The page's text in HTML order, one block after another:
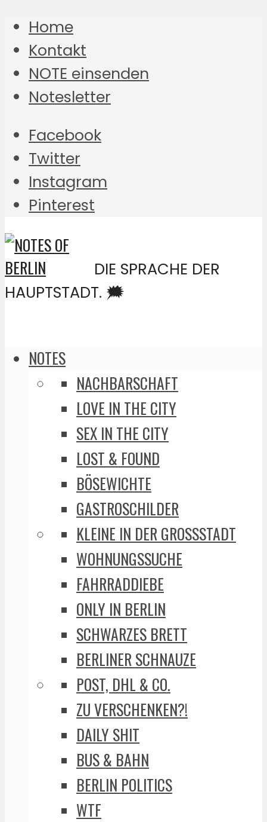
Home
Kontakt
NOTE einsenden
Notesletter
Facebook
Twitter
Instagram
Pinterest
DIE SPRACHE DER
HAUPTSTADT. 🗯️
NOTES
NACHBARSCHAFT
LOVE IN THE CITY
SEX IN THE CITY
LOST & FOUND
BÖSEWICHTE
GASTROSCHILDER
KLEINE IN DER GROSSSTADT
WOHNUNGSSUCHE
FAHRRADDIEBE
ONLY IN BERLIN
SCHWARZES BRETT
BERLINER SCHNAUZE
POST, DHL & CO.
ZU VERSCHENKEN?!
DAILY SHIT
BUS & BAHN
BERLIN POLITICS
WTF